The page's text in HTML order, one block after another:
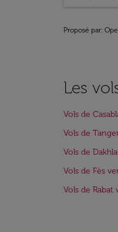
Proposé par:
Les
Vols de
Vols de
Vols de
Vols de Fès
Vols de Rabat